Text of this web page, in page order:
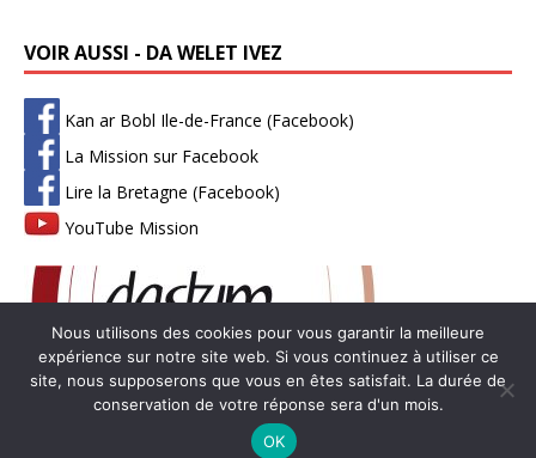
VOIR AUSSI - DA WELET IVEZ
Kan ar Bobl Ile-de-France (Facebook)
La Mission sur Facebook
Lire la Bretagne (Facebook)
YouTube Mission
Copyright © 2026 | Thème WordPress par
légales
Nous utilisons des cookies pour vous garantir la meilleure
expérience sur notre site web. Si vous continuez à utiliser ce
site, nous supposerons que vous en êtes satisfait. La durée de
conservation de votre réponse sera d'un mois.
OK